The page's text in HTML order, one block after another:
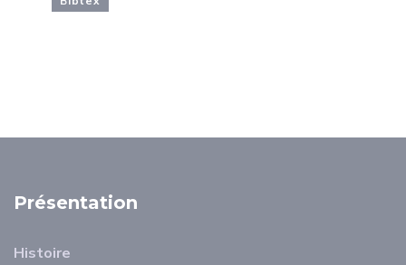
Présentation
Histoire